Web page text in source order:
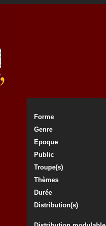
Forme
Genre
Epoque
Public
Troupe(s)
Thèmes
Durée
Distribution(s)